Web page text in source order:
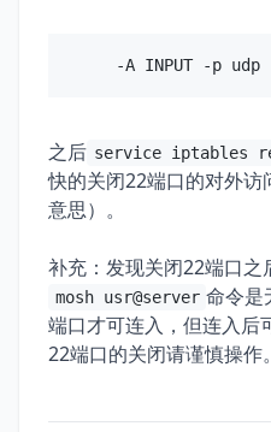
之后 service iptables
快的关闭22端口的对外
意思）。
补充：发现关闭22端口
mosh usr@server 命令是
端口才可连入，但连入后
22端口的关闭请谨慎操作。